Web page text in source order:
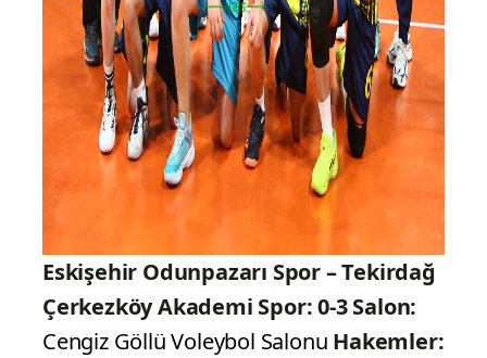
Eskişehir Odunpazarı Spor – Tekirdağ
Çerkezköy Akademi Spor: 0-3Salon:
Cengiz Göllü Voleybol Salonu Hakemler: